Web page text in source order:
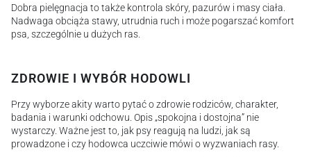
Dobra pielęgnacja to także kontrola skóry, pazurów i masy ciała.
Nadwaga obciąża stawy, utrudnia ruch i może pogarszać komfort
psa, szczególnie u dużych ras.
ZDROWIE I WYBÓR HODOWLI
Przy wyborze akity warto pytać o zdrowie rodziców, charakter,
badania i warunki odchowu. Opis „spokojna i dostojna” nie
wystarczy. Ważne jest to, jak psy reagują na ludzi, jak są
prowadzone i czy hodowca uczciwie mówi o wyzwaniach rasy.